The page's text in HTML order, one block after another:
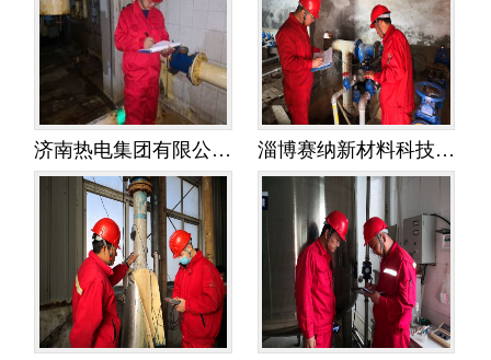
济南热电集团有限公司金鸡岭热电分公司——水平衡测试 淄博赛纳新材料科技有限公司——水平衡测试